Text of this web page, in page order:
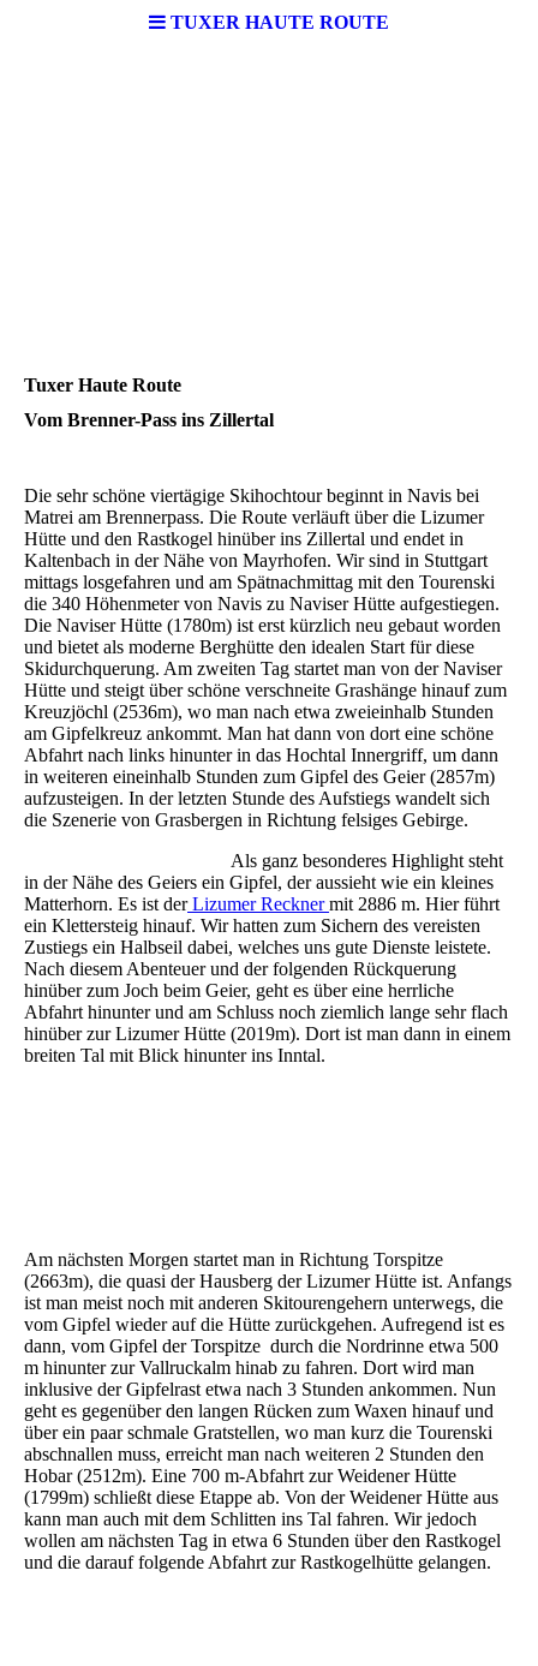
TUXER HAUTE ROUTE
Tuxer Haute Route
Vom Brenner-Pass ins Zillertal
Die sehr schöne viertägige Skihochtour beginnt in Navis bei
Matrei am Brennerpass. Die Route verläuft über die Lizumer
Hütte und den Rastkogel hinüber ins Zillertal und endet in
Kaltenbach in der Nähe von Mayrhofen. Wir sind in Stuttgart
mittags losgefahren und am Spätnachmittag mit den Tourenski
die 340 Höhenmeter von Navis zu Naviser Hütte aufgestiegen.
Die Naviser Hütte (1780m) ist erst kürzlich neu gebaut worden
und bietet als moderne Berghütte den idealen Start für diese
Skidurchquerung. Am zweiten Tag startet man von der Naviser
Hütte und steigt über schöne verschneite Grashänge hinauf zum
Kreuzjöchl (2536m), wo man nach etwa zweieinhalb Stunden
am Gipfelkreuz ankommt. Man hat dann von dort eine schöne
Abfahrt nach links hinunter in das Hochtal Innergriff, um dann
in weiteren eineinhalb Stunden zum Gipfel des Geier (2857m)
aufzusteigen. In der letzten Stunde des Aufstiegs wandelt sich
die Szenerie von Grasbergen in Richtung felsiges Gebirge.
Als ganz besonderes Highlight steht
in der Nähe des Geiers ein Gipfel, der aussieht wie ein kleines
Matterhorn. Es ist derLizumer Recknermit 2886 m. Hier führt
ein Klettersteig hinauf. Wir hatten zum Sichern des vereisten
Zustiegs ein Halbseil dabei, welches uns gute Dienste leistete.
Nach diesem Abenteuer und der folgenden Rückquerung
hinüber zum Joch beim Geier, geht es über eine herrliche
Abfahrt hinunter und am Schluss noch ziemlich lange sehr flach
hinüber zur Lizumer Hütte (2019m). Dort ist man dann in einem
breiten Tal mit Blick hinunter ins Inntal.
Am nächsten Morgen startet man in Richtung Torspitze
(2663m), die quasi der Hausberg der Lizumer Hütte ist. Anfangs
ist man meist noch mit anderen Skitourengehern unterwegs, die
vom Gipfel wieder auf die Hütte zurückgehen. Aufregend ist es
dann, vom Gipfel der Torspitze durch die Nordrinne etwa 500
m hinunter zur Vallruckalm hinab zu fahren. Dort wird man
inklusive der Gipfelrast etwa nach 3 Stunden ankommen. Nun
geht es gegenüber den langen Rücken zum Waxen hinauf und
über ein paar schmale Gratstellen, wo man kurz die Tourenski
abschnallen muss, erreicht man nach weiteren 2 Stunden den
Hobar (2512m). Eine 700 m-Abfahrt zur Weidener Hütte
(1799m) schließt diese Etappe ab. Von der Weidener Hütte aus
kann man auch mit dem Schlitten ins Tal fahren. Wir jedoch
wollen am nächsten Tag in etwa 6 Stunden über den Rastkogel
und die darauf folgende Abfahrt zur Rastkogelhütte gelangen.